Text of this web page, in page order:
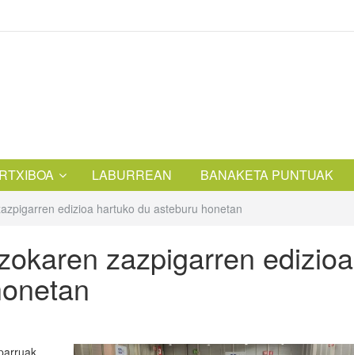
LABURREAN BANAKETA PUNTUAK
edizioa hartuko du asteburu honetan
zazpigarren edizioa